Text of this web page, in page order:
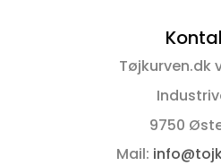
varianter.
Mulighederne
på
Tøjkurven.dk
9750
Mail: